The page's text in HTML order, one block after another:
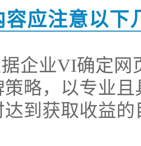
容应注意以下
企业VI确定网
策略， 以专业且
达到获取收益的